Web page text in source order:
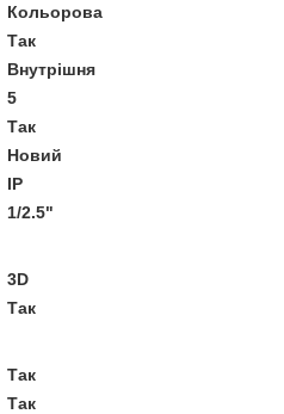
Кольорова
Так
Внутрішня
5
Так
Новий
IP
1/2.5"
3D
Так
Так
Так